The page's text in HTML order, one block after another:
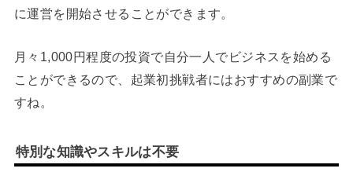
に運営を開始させることができます。
月々1,000円程度の投資で自分一人でビジネスを始める
ことができるので、起業初挑戦者にはおすすめの副業で
すね。
特別な知識やスキルは不要